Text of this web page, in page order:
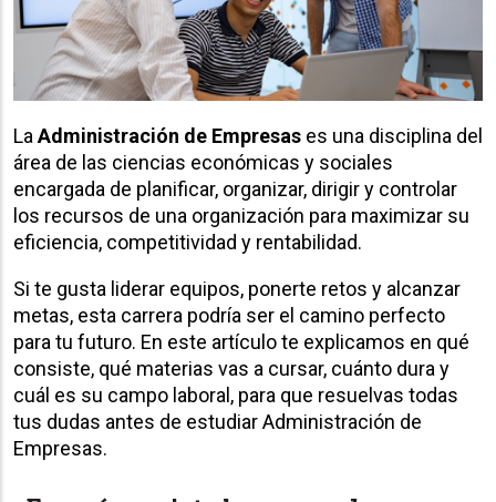
LaAdministración de Empresas es una disciplina del
área de las ciencias económicas y sociales
encargada de planificar, organizar, dirigir y controlar
los recursos de una organización para maximizar su
eficiencia, competitividad y rentabilidad.
Si te gusta liderar equipos, ponerte retos y alcanzar
metas, esta carrera podría ser el camino perfecto
para tu futuro. En este artículo te explicamos en qué
consiste, qué materias vas a cursar, cuánto dura y
cuál es su campo laboral, para que resuelvas todas
tus dudas antes de estudiar Administración de
Empresas.